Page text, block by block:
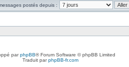
postés depuis :
parphpBB® Forum Software © phpBB Limited
Traduit parphpBB-fr.com